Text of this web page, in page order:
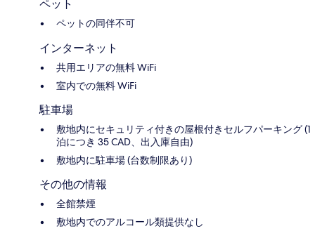
ペット
ペットの同伴不可
インターネット
共用エリアの無料 WiFi
室内での無料 WiFi
駐車場
敷地内にセキュリティ付きの屋根付きセルフパーキング (1
泊につき 35 CAD、出入庫自由)
敷地内に駐車場 (台数制限あり)
その他の情報
全館禁煙
敷地内でのアルコール類提供なし